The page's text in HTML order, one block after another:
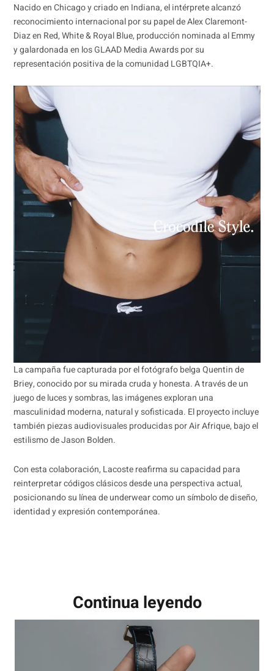
Nacido en Chicago y criado en Indiana, el intérprete alcanzó
reconocimiento internacional por su papel de Alex Claremont-
Diaz en Red, White & Royal Blue, producción nominada al Emmy
y galardonada en los GLAAD Media Awards por su
representación positiva de la comunidad LGBTQIA+.
La campaña fue capturada por el fotógrafo belga Quentin de
Briey, conocido por su mirada cruda y honesta. A través de un
juego de luces y sombras, las imágenes exploran una
masculinidad moderna, natural y sofisticada. El proyecto incluye
también piezas audiovisuales producidas por Air Afrique, bajo el
estilismo de Jason Bolden.
Con esta colaboración, Lacoste reafirma su capacidad para
reinterpretar códigos clásicos desde una perspectiva actual,
posicionando su línea de underwear como un símbolo de diseño,
identidad y expresión contemporánea.
Continua leyendo